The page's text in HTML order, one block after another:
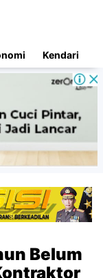
Kendari
Belum